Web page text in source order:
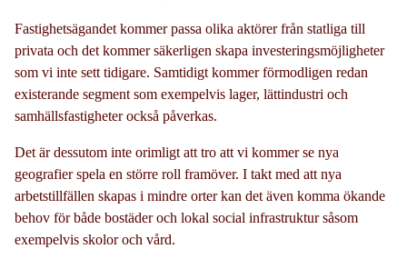
Fastighetsägandet kommer passa olika aktörer från statliga till
privata och det kommer säkerligen skapa investeringsmöjligheter
som vi inte sett tidigare. Samtidigt kommer förmodligen redan
existerande segment som exempelvis lager, lättindustri och
samhällsfastigheter också påverkas.
Det är dessutom inte orimligt att tro att vi kommer se nya
geografier spela en större roll framöver. I takt med att nya
arbetstillfällen skapas i mindre orter kan det även komma ökande
behov för både bostäder och lokal social infrastruktur såsom
exempelvis skolor och vård.